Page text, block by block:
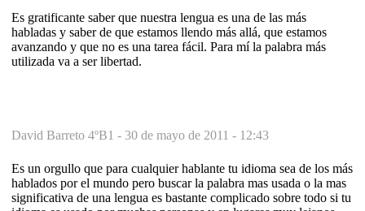
Es gratificante saber que nuestra lengua es una de las más
habladas y saber de que estamos llendo más allá, que estamos
avanzando y que no es una tarea fácil. Para mí la palabra más
utilizada va a ser libertad.
David Barreto 4ºB1 - 30 de mayo de 2011 - 12:43
Es un orgullo que para cualquier hablante tu idioma sea de los más
hablados por el mundo pero buscar la palabra mas usada o la mas
significativa de una lengua es bastante complicado sobre todo si tu